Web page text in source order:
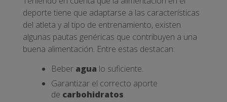
deporte tiene que adaptarse a las características
del atleta y al tipo de entrenamiento, existen
algunas pautas genéricas que contribuyen a una
buena alimentación. Entre estas destacan:
Beber agua lo suficiente.
Garantizar el correcto aporte
de carbohidratos.